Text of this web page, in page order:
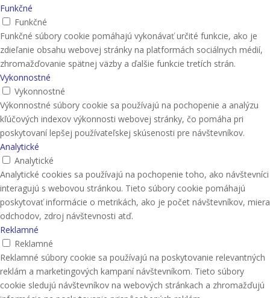
Funkčné
Funkčné
Funkčné súbory cookie pomáhajú vykonávať určité funkcie, ako je
zdieľanie obsahu webovej stránky na platformách sociálnych médií,
zhromažďovanie spätnej väzby a ďalšie funkcie tretích strán.
Vykonnostné
Vykonnostné
Výkonnostné súbory cookie sa používajú na pochopenie a analýzu
kľúčových indexov výkonnosti webovej stránky, čo pomáha pri
poskytovaní lepšej používateľskej skúsenosti pre návštevníkov.
Analytické
Analytické
Analytické cookies sa používajú na pochopenie toho, ako návštevníci
interagujú s webovou stránkou. Tieto súbory cookie pomáhajú
poskytovať informácie o metrikách, ako je počet návštevníkov, miera
odchodov, zdroj návštevnosti atď.
Reklamné
Reklamné
Reklamné súbory cookie sa používajú na poskytovanie relevantných
reklám a marketingových kampaní návštevníkom. Tieto súbory
cookie sledujú návštevníkov na webových stránkach a zhromažďujú